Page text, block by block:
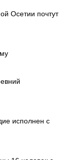
Осетии почтут
исполнен с